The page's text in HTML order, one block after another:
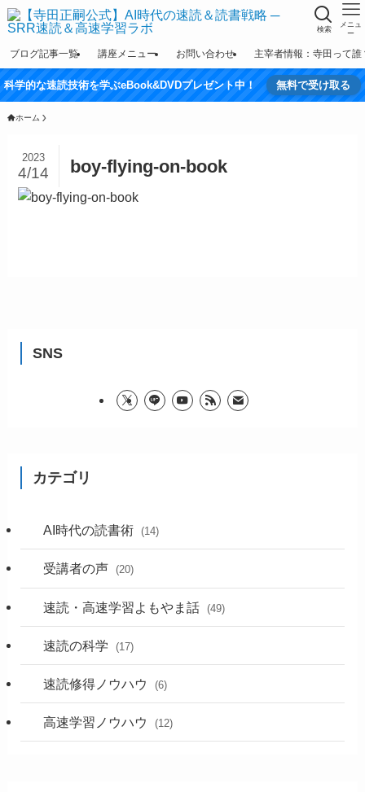
検索
メニュ
ー
ブログ記事一覧 講座メニュー お問い合わせ 主宰者情報：寺田って誰
科学的な速読技術を学ぶeBook&DVDプレゼント中！ 無料で受け取る
ホーム
boy-flying-on-book
2023
4/14
SNS
カテゴリ
AI時代の読書術 (14)
受講者の声 (20)
速読・高速学習よもやま話 (49)
速読の科学 (17)
速読修得ノウハウ (6)
高速学習ノウハウ (12)